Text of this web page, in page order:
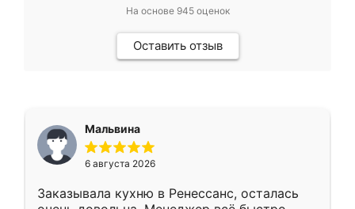
На основе 945оценок
Оставить отзыв
Мальвина
6 августа 2026
Заказывала кухню в Ренессанс, осталась